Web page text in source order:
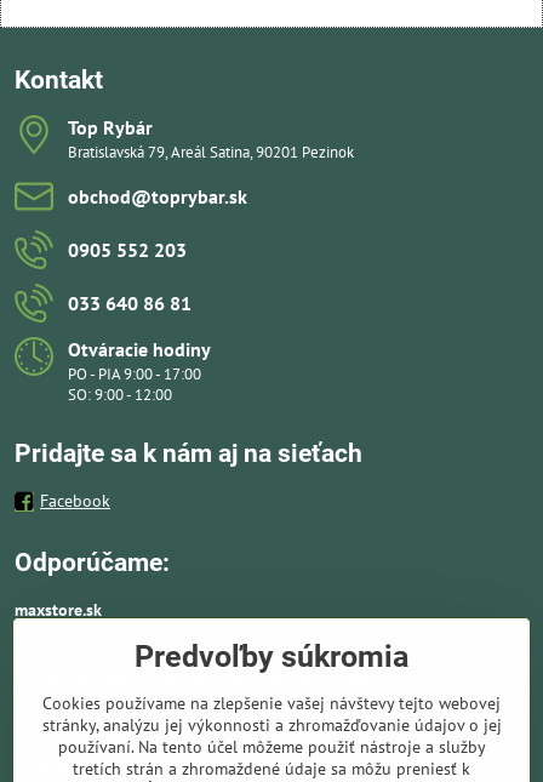
Kontakt
Top Rybár
Bratislavská 79, Areál Satina, 90201 Pezinok
obchod​@toprybar​.sk
0905 552 203
033 640 86 81
Otváracie hodiny
PO - PIA 9:00 - 17:00
SO: 9:00 - 12:00
Pridajte sa k nám aj na sieťach
Facebook
Odporúčame:
maxstore.sk
Kvalitné nafukovacie člny a lodné elektromotory
vhodné aj k moru a doplnky ako záchranné vesty,
pádla, kotvy a vybavenie pre vodnú turistiku.
Ponúkame solárne panely a nabíjače. Kompletné
solárne systémy ideálne pre lode, karavany,
Predvoľby súkromia
Cookies používame na zlepšenie vašej návštevy tejto webovej
stránky, analýzu jej výkonnosti a zhromažďovanie údajov o jej
používaní. Na tento účel môžeme použiť nástroje a služby
tretích strán a zhromaždené údaje sa môžu preniesť k